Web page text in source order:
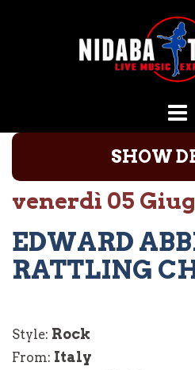
SHOW
venerdì 05
EDWARD
RATTLING
Style: Rock
From: Italy